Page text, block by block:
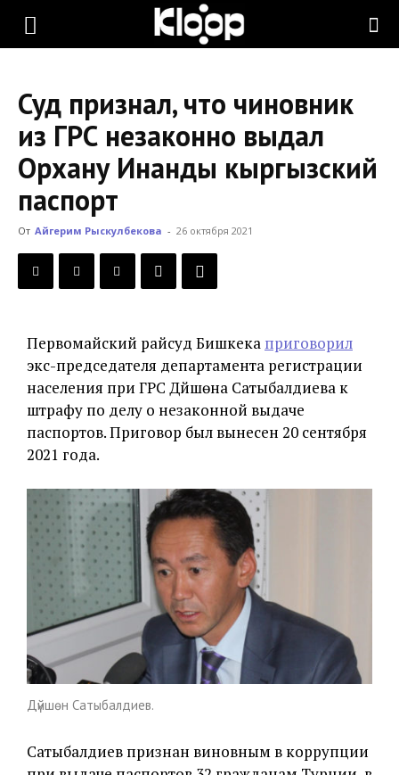
KLOOP.KG
Новости
Кыргызстана
Суд признал, что чиновник
из ГРС незаконно выдал
Орхану Инанды кыргызский
паспорт
От Айгерим Рыскулбекова - 26 октября 2021
Первомайский райсуд Бишкека приговорил
экс-председателя департамента регистрации
населения при ГРС Дүйшөна Сатыбалдиева к
штрафу по делу о незаконной выдаче
паспортов. Приговор был вынесен 20 сентября
2021 года.
Дүйшөн Сатыбалдиев.
Сатыбалдиев признан виновным в коррупции